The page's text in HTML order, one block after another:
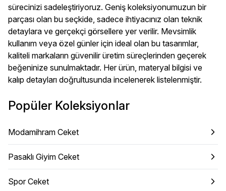
sürecinizi sadeleştiriyoruz. Geniş koleksiyonumuzun bir
parçası olan bu seçkide, sadece ihtiyacınız olan teknik
detaylara ve gerçekçi görsellere yer verilir. Mevsimlik
kullanım veya özel günler için ideal olan bu tasarımlar,
kaliteli markaların güvenilir üretim süreçlerinden geçerek
beğeninize sunulmaktadır. Her ürün, materyal bilgisi ve
kalıp detayları doğrultusunda incelenerek listelenmiştir.
Popüler Koleksiyonlar
Modamihram Ceket
Pasaklı Giyim Ceket
Spor Ceket